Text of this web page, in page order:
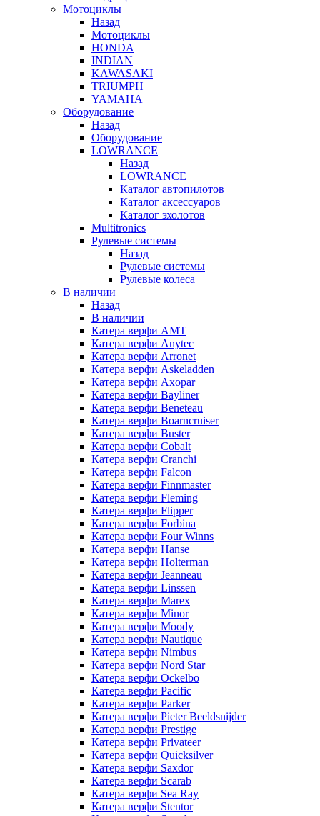
Мотоциклы
Назад
Мотоциклы
HONDA
INDIAN
KAWASAKI
TRIUMPH
YAMAHA
Оборудование
Назад
Оборудование
LOWRANCE
Назад
LOWRANCE
Каталог автопилотов
Каталог аксессуаров
Каталог эхолотов
Multitronics
Рулевые системы
Назад
Рулевые системы
Рулевые колеса
В наличии
Назад
В наличии
Катера верфи AMT
Катера верфи Anytec
Катера верфи Arronet
Катера верфи Askeladden
Катера верфи Axopar
Катера верфи Bayliner
Катера верфи Beneteau
Катера верфи Boarncruiser
Катера верфи Buster
Катера верфи Cobalt
Катера верфи Cranchi
Катера верфи Falcon
Катера верфи Finnmaster
Катера верфи Fleming
Катера верфи Flipper
Катера верфи Forbina
Катера верфи Four Winns
Катера верфи Hanse
Катера верфи Holterman
Катера верфи Jeanneau
Катера верфи Linssen
Катера верфи Marex
Катера верфи Minor
Катера верфи Moody
Катера верфи Nautique
Катера верфи Nimbus
Катера верфи Nord Star
Катера верфи Ockelbo
Катера верфи Pacific
Катера верфи Parker
Катера верфи Pieter Beeldsnijder
Катера верфи Prestige
Катера верфи Privateer
Катера верфи Quicksilver
Катера верфи Saxdor
Катера верфи Scarab
Катера верфи Sea Ray
Катера верфи Stentor